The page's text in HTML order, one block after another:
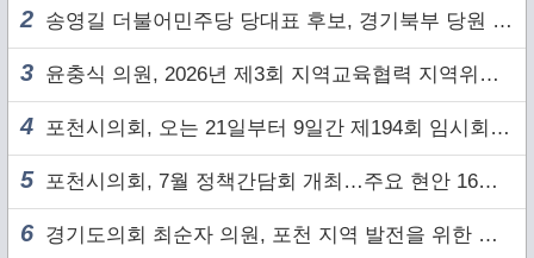
2 송영길 더불어민주당 당대표 후보, 경기북부 당원 및 2030 세대와 ‘소통 행보’
3 윤충식 의원, 2026년 제3회 지역교육협력 지역위원회 주재
4 포천시의회, 오는 21일부터 9일간 제194회 임시회 개회
5 포천시의회, 7월 정책간담회 개최…주요 현안 16건 점검
6 경기도의회 최순자 의원, 포천 지역 발전을 위한 정담회 개최